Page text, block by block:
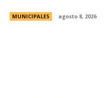
MUNICIPALES agosto 8, 2026